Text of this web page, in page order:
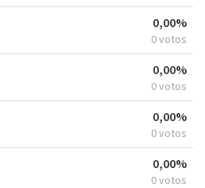
0,00%
0 votos
0,00%
0 votos
0,00%
0 votos
0,00%
0 votos